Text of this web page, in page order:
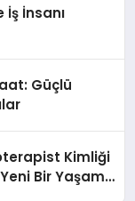
İnsanı
Güçlü
Kimliği
Bir Yaşam